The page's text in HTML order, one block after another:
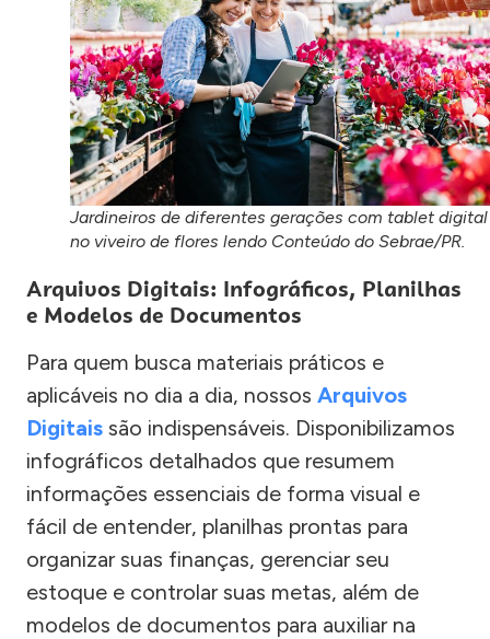
Jardineiros de diferentes gerações com tablet digital
no viveiro de flores lendo Conteúdo do Sebrae/PR.
Arquivos Digitais: Infográficos, Planilhas
e Modelos de Documentos
Para quem busca materiais práticos e
aplicáveis no dia a dia, nossos Arquivos
Digitais são indispensáveis. Disponibilizamos
infográficos detalhados que resumem
informações essenciais de forma visual e
fácil de entender, planilhas prontas para
organizar suas finanças, gerenciar seu
estoque e controlar suas metas, além de
modelos de documentos para auxiliar na